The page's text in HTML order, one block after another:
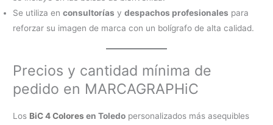
Se utiliza enconsultorías ydespachos profesionales para
reforzar su imagen de marca con un bolígrafo de alta calidad.
Precios y cantidad mínima de
pedido en MARCAGRAPHiC
Los BiC 4 Colores en Toledo personalizados más asequibles